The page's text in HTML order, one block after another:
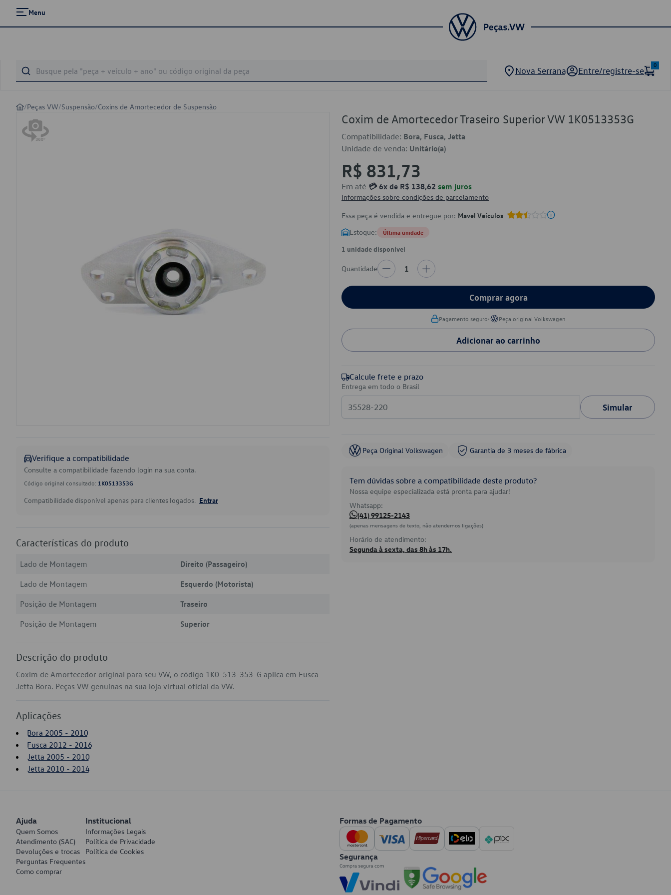
Menu
Nova Serrana Entre/registre-se
0
/Peças VW/Suspensão/Coxins de Amortecedor de Suspensão
Verifique a compatibilidade
Consulte a compatibilidade fazendo login na sua conta.
Código original consultado: 1K0513353G
Compatibilidade disponível apenas para clientes logados. Entrar
Características do produto
Lado de Montagem
Direito (Passageiro)
Lado de Montagem
Esquerdo (Motorista)
Posição de Montagem
Traseiro
Posição de Montagem
Superior
Descrição do produto
Coxim de Amortecedor original para seu VW, o código 1K0-513-353-G aplica em Fusca
Jetta Bora. Peças VW genuínas na sua loja virtual oficial da VW.
Aplicações
Bora 2005 - 2010
Fusca 2012 - 2016
Jetta 2005 - 2010
Jetta 2010 - 2014
Coxim de Amortecedor Traseiro Superior VW 1K0513353G
Compatibilidade: Bora, Fusca, Jetta
Unidade de venda: Unitário(a)
R$ 831,73
Em até 💳 6x de R$ 138,62 sem juros
Informações sobre condições de parcelamento
Essa peça é vendida e entregue por: Mavel Veículos
Estoque: Última unidade
1 unidade disponível
Quantidade 1
Comprar agora
Pagamento seguro• Peça original Volkswagen
Adicionar ao carrinho
Calcule frete e prazo
Entrega em todo o Brasil
Simular
Peça Original Volkswagen Garantia de 3 meses de fábrica
Tem dúvidas sobre a compatibilidade deste produto?
Nossa equipe especializada está pronta para ajudar!
Whatsapp:
(41) 99125-2143
(apenas mensagens de texto, não atendemos ligações)
Horário de atendimento:
Segunda à sexta, das 8h às 17h.
Ajuda
Quem Somos
Atendimento (SAC)
Devoluções e trocas
Perguntas Frequentes
Como comprar
Institucional
Informações Legais
Política de Privacidade
Política de Cookies
Formas de Pagamento
Segurança